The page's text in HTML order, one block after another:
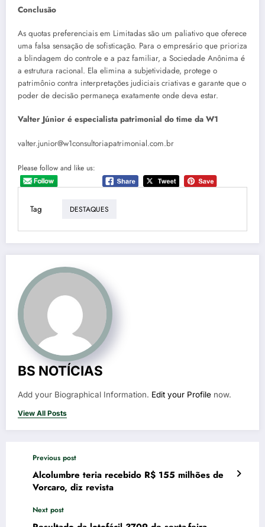
Conclusão
As quotas preferenciais em Limitadas são um paliativo que oferece
uma falsa sensação de sofisticação. Para o empresário que prioriza
a blindagem do controle e a paz familiar, a Sociedade Anônima é
a estrutura racional. Ela elimina a subjetividade, protege o
patrimônio contra interpretações judiciais criativas e garante que o
poder de decisão permaneça exatamente onde deva estar.
Valter Júnior é especialista patrimonial do time da W1
valter.junior@w1consultoriapatrimonial.com.br
Please follow and like us:
Tag DESTAQUES
BS NOTÍCIAS
Add your Biographical Information. Edit your Profile now.
View All Posts
Previous post
Alcolumbre teria recebido R$ 155 milhões de
Vorcaro, diz revista
Next post